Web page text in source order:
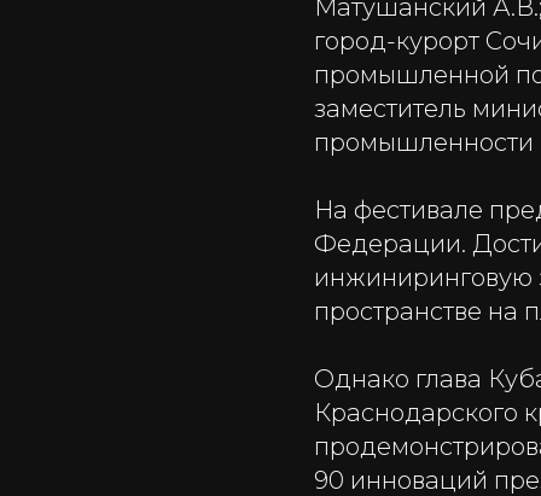
Матушанский
город-курорт
промышленной
заместитель
промышленности
На фестивале
Федерации.
инжиниринговую
пространстве на
Однако глава
Краснодарского
90 инноваций